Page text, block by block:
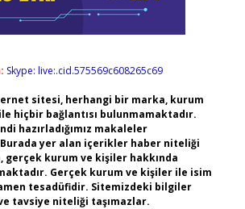
Skype: live:.cid.575569c608265c69
sitesi, herhangi bir marka, kurum
hiçbir bağlantısı bulunmamaktadır.
hazırladığımız makaleler
Burada yer alan içerikler haber niteliği
gerçek kurum ve kişiler hakkında
Gerçek kurum ve kişiler ile isim
tesadüfidir. Sitemizdeki bilgiler
tavsiye niteliği taşımazlar.